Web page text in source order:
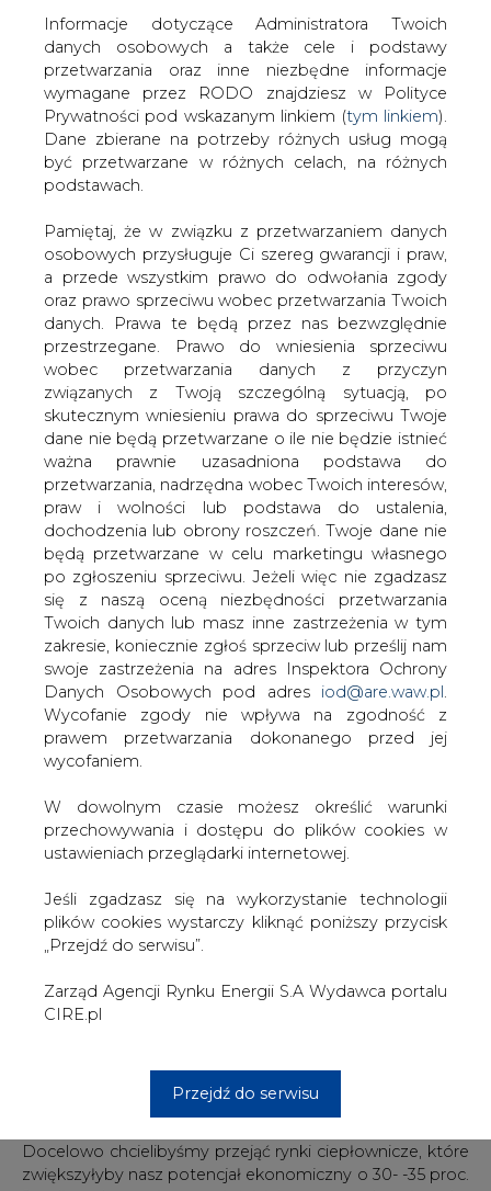
Prywatności pod wskazanym linkiem (tym linkiem).
Dane zbierane na potrzeby różnych usług mogą
być przetwarzane w różnych celach, na różnych
podstawach.
Pamiętaj, że w związku z przetwarzaniem danych
osobowych przysługuje Ci szereg gwarancji i praw,
a przede wszystkim prawo do odwołania zgody
danych. Prawa te będą przez nas bezwzględnie
przestrzegane. Prawo do wniesienia sprzeciwu
wobec przetwarzania danych z przyczyn
związanych z Twoją szczególną sytuacją, po
skutecznym wniesieniu prawa do sprzeciwu Twoje
dane nie będą przetwarzane o ile nie będzie istnieć
ważna prawnie uzasadniona podstawa do
przetwarzania, nadrzędna wobec Twoich interesów,
praw i wolności lub podstawa do ustalenia,
dochodzenia lub obrony roszczeń. Twoje dane nie
będą przetwarzane w celu marketingu własnego
po zgłoszeniu sprzeciwu. Jeżeli więc nie zgadzasz
się z naszą oceną niezbędności przetwarzania
Twoich danych lub masz inne zastrzeżenia w tym
zakresie, koniecznie zgłoś sprzeciw lub prześlij nam
swoje zastrzeżenia na adres Inspektora Ochrony
Danych Osobowych pod adresiod@are.waw.pl.
Wycofanie zgody nie wpływa na zgodność z
prawem przetwarzania dokonanego przed jej
wycofaniem.
W dowolnym czasie możesz określić warunki
przechowywania i dostępu do plików cookies w
ustawieniach przeglądarki internetowej.
Jeśli zgadzasz się na wykorzystanie technologii
plików cookies wystarczy kliknąć poniższy przycisk
„Przejdź do serwisu”.
Zarząd Agencji Rynku Energii S.A Wydawca portalu
CIRE.pl
Przejdź do serwisu
SPEC chce wydać na przejęcia w branży
ciepłowniczej ponad 100 mln zł. Sam na
razie nie szykuje się na sprzedaż.
Stołeczne Przedsiębiorstwo Energetyki Cieplnej (SPEC),
właściciel największego systemu ciepłowniczego w
Polsce, a według Pawła Skowrońskiego, prezesa
miejskiej spółki, nawet w UE, próbuje przejmować inne
firmy z branży.
— Jeszcze nie skończyliśmy prac nad strategią, ale mamy
wstępną zgodę właściciela na rozszerzenie działalności
poza Warszawę. Dzięki temu mogliśmy wystartować w
dwóch przetargach prywatyzacyjnych. Na razie stawiamy
pierwsze kroki w Legnicy i Łańcucie — mówi Paweł
Skowroński.
Najwięksi już sprzedani
Warszawski dystrybutor ciepła spróbuje też sił w
przetargu na 37 proc. akcji Energetyki Cieplnej
Opolszczyzny (ECO). Udziały chcą sprzedać gminy z
okolic Opola. Strategiczny pakiet wciąż jest kontrolowany
przez miasto.
— Możemy współpracować z miastem również jako
mniejszościowi akcjonariusze ECO. To interesująca firma,
inwestycyjnych w innych regionach w kraju i jest bardzo
skuteczna. Kontroluje systemy ciepłownicze w
Lubuskiem, ma też aktywa w Pruszczu Gdańskim —
Jakie firmy znajdą się w przyszłości na celowniku SPEC?
przejąć wiele spółek ciepłowniczych w środkowej i
wschodniej Polsce. Nadal komunalne lub państwowe są
zwiększyłyby nasz potencjał ekonomiczny o 30- -35 proc.
zł — deklaruje prezes SPEC.